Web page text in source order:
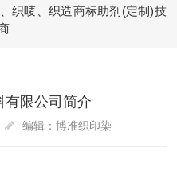
织唛、织造商标助剂(定制)技
有限公司简介
编辑：博准织印染